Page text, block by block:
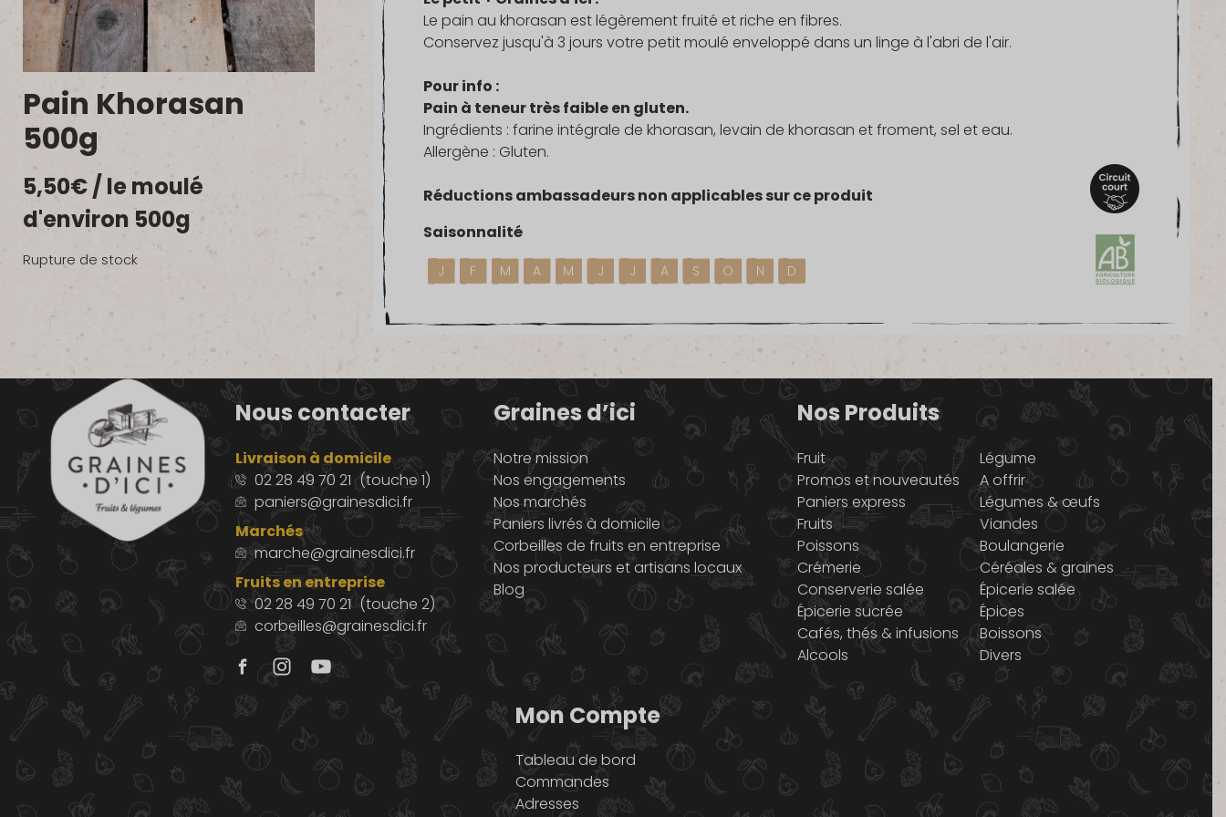
Pain Khorasan
500g
5,50€/ le moulé
d'environ 500g
Rupture de stock
Le pain au khorasan est légèrement fruité et riche en fibres.
Conservez jusqu'à 3 jours votre petit moulé enveloppé dans un linge à l'abri de l'air.
Pour info :
Pain à teneur très faible en gluten.
Ingrédients : farine intégrale de khorasan, levain de khorasan et froment, sel et eau.
Allergène : Gluten.
Réductions ambassadeurs non applicables sur ce produit
Saisonnalité
J F M A M J J A S O N D
Nous contacter
Livraison à domicile
02 28 49 70 21 (touche 1)
paniers@grainesdici.fr
Marchés
marche@grainesdici.fr
Fruits en entreprise
02 28 49 70 21 (touche 2)
corbeilles@grainesdici.fr
Graines d’ici
Notre mission
Nos engagements
Nos marchés
Paniers livrés à domicile
Corbeilles de fruits en entreprise
Nos producteurs et artisans locaux
Blog
Nos Produits
Fruit
Légume
Promos et nouveautés
A offrir
Paniers express
Légumes & œufs
Fruits
Viandes
Poissons
Boulangerie
Crémerie
Céréales & graines
Conserverie salée
Épicerie salée
Épicerie sucrée
Épices
Cafés, thés & infusions
Boissons
Alcools
Divers
Mon Compte
Tableau de bord
Commandes
Adresses